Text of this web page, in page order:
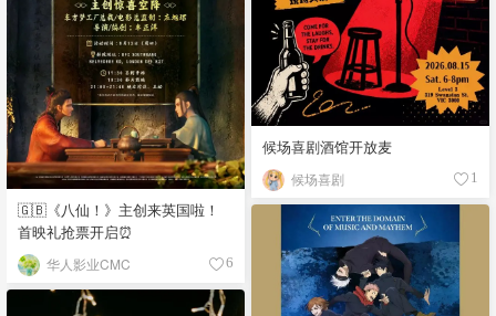
🇬🇧《八仙！》主创来英国啦！
首映礼抢票开启⏰
华人影业CMC 6
候场喜剧酒馆开放麦
候场喜剧 1